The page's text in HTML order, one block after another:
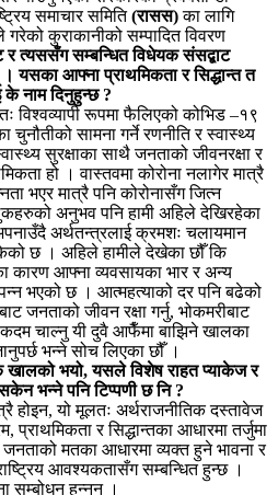
समाचार समिति(रासस)का लागि
कुराकानीको सम्पादित विवरण
त्यससँग सम्बन्धित विधेयक संसद्बाट
आफ्ना प्राथमिकता र सिद्धान्त त
नाम दिनुहुन्छ ?
विश्वव्यापी रूपमा फैलिएको कोभिड –१९
सामना गर्ने रणनीति र स्वास्थ्य
सुरक्षाका साथै जनताको जीवनरक्षा र
हो । वास्तवमा कोरोना नलागेर मात्रै
भएर मात्रै पनि कोरोनासँग जित्न
अनुभव पनि हामी अहिले देखिरहेका
अर्थतन्त्रलाई क्रमशः चलायमान
छ । अहिले हामीले देखेका छौँ कि
कारण आफ्ना व्यवसायका भार र अन्य
भएको छ । आत्महत्याको दर पनि बढेको
जनताको जीवन रक्षा गर्नु, भोकमरीबाट
कदम चाल्नु यी दुवै आफैँमा बाझिने खालका
भन्ने सोच लिएका छौँ ।
खालको भयो, यसले विशेष राहत प्याकेज र
भन्ने पनि टिप्पणी छ नि ?
होइन, यो मूलतः अर्थराजनीतिक दस्तावेज
प्राथमिकता र सिद्धान्तका आधारमा तर्जुमा
मतका आधारमा व्यक्त हुने भावना र
आवश्यकतासँग सम्बन्धित हुन्छ ।
सम्बोधन हुन्नन् ।